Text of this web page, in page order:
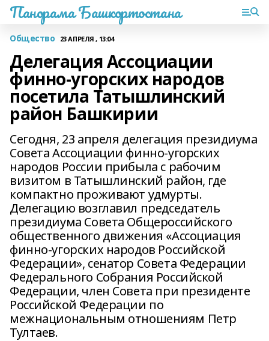
Панорама Башкортостана
Общество 23 АПРЕЛЯ , 13:04
Делегация Ассоциации
финно-угорских народов
посетила Татышлинский
район Башкирии
Сегодня, 23 апреля делегация президиума
Совета Ассоциации финно-угорских
народов России прибыла с рабочим
визитом в Татышлинский район, где
компактно проживают удмурты.
Делегацию возглавил председатель
президиума Совета Общероссийского
общественного движения «Ассоциация
финно-угорских народов Российской
Федерации», сенатор Совета Федерации
Федерального Собрания Российской
Федерации, член Совета при президенте
Российской Федерации по
межнациональным отношениям Петр
Тултаев.